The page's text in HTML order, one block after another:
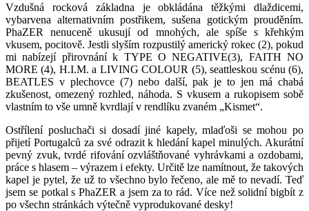
Vzdušná rocková základna je obkládána těžkými dlaždicemi,
vybarvena alternativním postřikem, sušena gotickým prouděním.
PhaZER nenuceně ukusují od mnohých, ale spíše s křehkým
vkusem, pocitově. Jestli slyším rozpustilý americký rokec (2), pokud
mi nabízejí přirovnání k TYPE O NEGATIVE(3), FAITH NO
MORE (4), H.I.M. a LIVING COLOUR (5), seattleskou scénu (6),
BEATLES v plechovce (7) nebo další, pak je to jen má chabá
zkušenost, omezený rozhled, náhoda. S vkusem a rukopisem sobě
vlastním to vše umně kvrdlají v rendlíku zvaném „Kismet“.
Ostřílení posluchači si dosadí jiné kapely, mlaďoši se mohou po
přijetí Portugalců za své odrazit k hledání kapel minulých. Akurátní
pevný zvuk, tvrdé rifování ozvláštňované vyhrávkami a ozdobami,
práce s hlasem – výrazem i efekty. Určitě lze namítnout, že takových
kapel je pytel, že už to všechno bylo řečeno, ale mě to nevadí. Teď
jsem se potkal s PhaZER a jsem za to rád. Více než solidní bigbít z
po všechn stránkách výtečně vyprodukované desky!